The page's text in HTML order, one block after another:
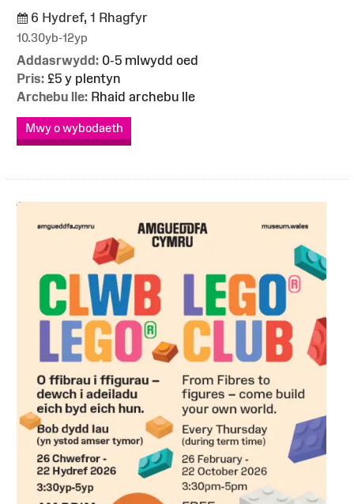
6 Hydref, 1 Rhagfyr
10.30yb-12yp
Addasrwydd: 0-5 mlwydd oed
Pris: £5 y plentyn
Archebu lle: Rhaid archebu lle
Mwy o wybodaeth